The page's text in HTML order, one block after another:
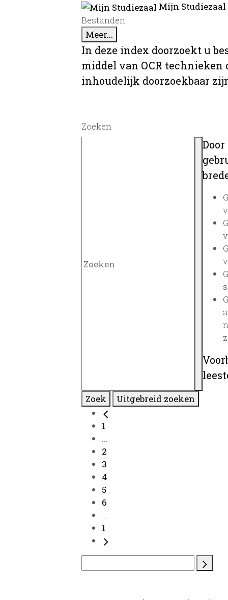
Mijn
Bestanden
Meer...
In deze index doorzoekt u
middel van OCR
inhoudelijk doorzoekbaar
Zoeken
Zoek Uitgebreid zoeken
1
...
2
3
4
5
6
...
1